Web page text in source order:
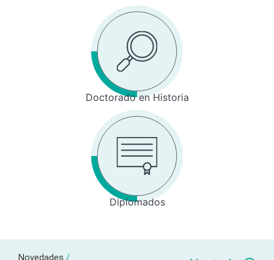
Doctorado en Historia
Diplomados
Novedades /